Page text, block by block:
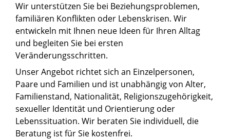
Wir unterstützen Sie bei Beziehungsproblemen,
familiären Konflikten oder Lebenskrisen. Wir
entwickeln mit Ihnen neue Ideen für Ihren Alltag
und begleiten Sie bei ersten
Veränderungsschritten.
Unser Angebot richtet sich an Einzelpersonen,
Paare und Familien und ist unabhängig von Alter,
Familienstand, Nationalität, Religionszugehörigkeit,
sexueller Identität und Orientierung oder
Lebenssituation. Wir beraten Sie individuell, die
Beratung ist für Sie kostenfrei.